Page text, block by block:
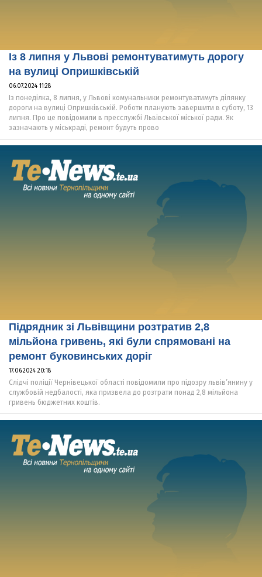
Із 8 липня у Львові ремонтуватимуть дорогу
на вулиці Опришківській
06.07.2024 11:28
Із понеділка, 8 липня, у Львові комунальники ремонтуватимуть ділянку
дороги на вулиці Опришківській. Роботи планують завершити в суботу, 13
липня. Про це повідомили в пресслужбі Львівської міської ради. Як
зазначають у міськраді, ремонт будуть прово
Підрядник зі Львівщини розтратив 2,8
мільйона гривень, які були спрямовані на
ремонт буковинських доріг
17.06.2024 20:18
Слідчі поліції Чернівецької області повідомили про підозру львів’янину у
службовій недбалості, яка призвела до розтрати понад 2,8 мільйона
гривень бюджетних коштів.